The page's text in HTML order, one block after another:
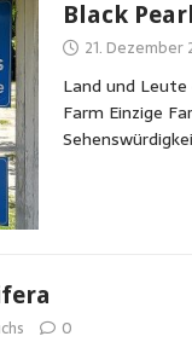
Black
21. Dezember
Land und Leute
Farm Einzige
0